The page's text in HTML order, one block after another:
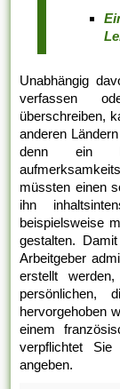
Unabhängig
verfassen
überschreiben,
anderen
denn ein
müssten einen
ihn
beispielsweise
gestalten.
Arbeitgeber
erstellt
hervorgehoben
einem
verpflichtet Sie
angeben.